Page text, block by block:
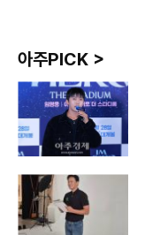
아주PICK >